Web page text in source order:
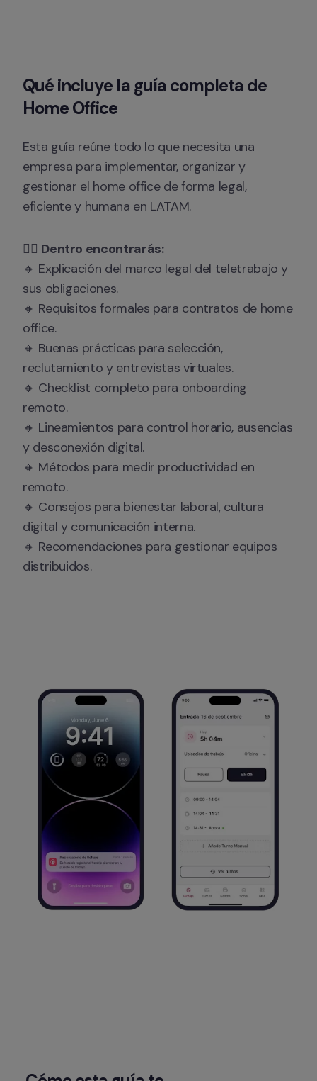
Qué incluye la guía completa de
Home Office
Esta guía reúne todo lo que necesita una
empresa para implementar, organizar y
gestionar el home office de forma legal,
eficiente y humana en LATAM.
👉🏻 Dentro encontrarás:
🔸 Explicación del marco legal del teletrabajo y
sus obligaciones.
🔸 Requisitos formales para contratos de home
office.
🔸 Buenas prácticas para selección,
reclutamiento y entrevistas virtuales.
🔸 Checklist completo para onboarding
remoto.
🔸 Lineamientos para control horario, ausencias
y desconexión digital.
🔸 Métodos para medir productividad en
remoto.
🔸 Consejos para bienestar laboral, cultura
digital y comunicación interna.
🔸 Recomendaciones para gestionar equipos
distribuidos.